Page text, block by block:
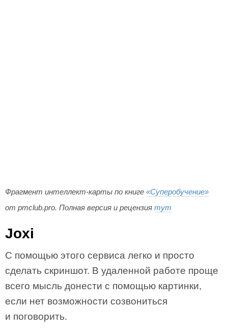
Фрагмент интеллект-карты по книге «Суперобучение»
от pmclub.pro. Полная версия и рецензия тут
Joxi
С помощью этого сервиса легко и просто
сделать скриншот. В удаленной работе проще
всего мысль донести с помощью картинки,
если нет возможности созвониться
и поговорить.